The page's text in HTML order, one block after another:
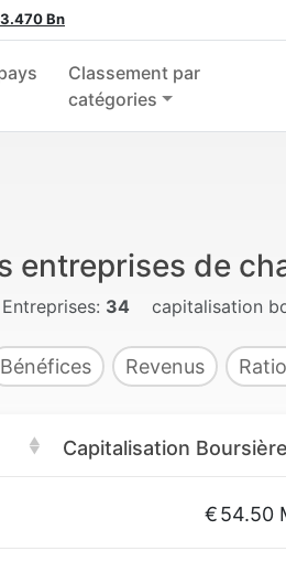
Bn
Classement par
catégories
entreprises de
Entreprises: 34 capitalisation
Bénéfices Revenus
Capitalisation Boursière
€54.50